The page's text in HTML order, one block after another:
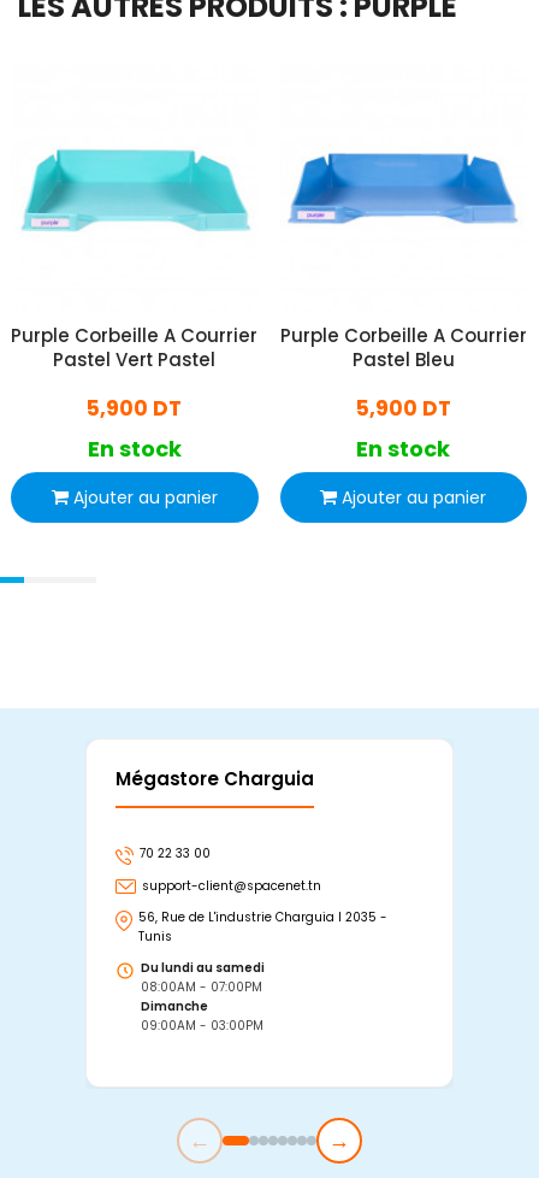
Purple Corbeille A Courrier
Pastel Vert Pastel
5,900 DT
En stock
Ajouter au panier
Purple Corbeille A Courrier
Pastel Bleu
5,900 DT
En stock
Ajouter au panier
Mégastore Charguia
70 22 33 00
support-client@spacenet.tn
56, Rue de L'industrie Charguia I 2035 -
Tunis
Du lundi au samedi
08:00AM - 07:00PM
Dimanche
09:00AM - 03:00PM
← →